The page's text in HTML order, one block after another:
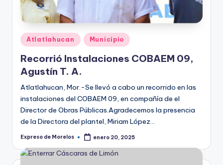
Publicado
en
Atlatlahucan Municipio
Recorrió Instalaciones COBAEM 09,
Agustín T. A.
Atlatlahucan, Mor.-Se llevó a cabo un recorrido en las
instalaciones del COBAEM 09, en compañía de el
Director de Obras Públicas.Agradecemos la presencia
de la Directora del plantel, Miriam López…
Publicado
Expreso de Morelos enero 20, 2025